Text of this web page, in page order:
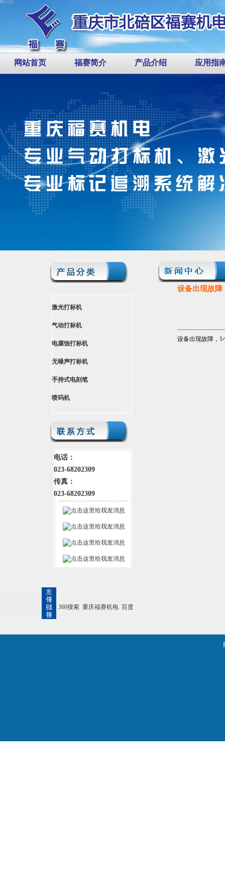
网站首页 福赛简介 产品介绍 应用指
激光打标机
气动打标机
电腐蚀打标机
无噪声打标机
手持式电刻笔
喷码机
电话：
023-68202309
传真：
023-68202309
设备出现故障
设备出现故障，1
360搜索 重庆福赛机电 百度